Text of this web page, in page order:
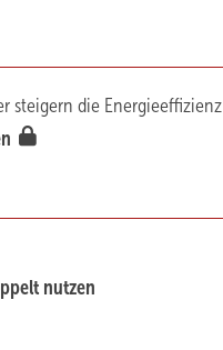
steigern die Energieeffizienz
nutzen